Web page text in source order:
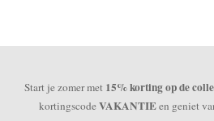
Start je zomer met 15% korting op de
kortingscodeVAKANTIEen geniet